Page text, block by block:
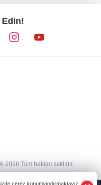
İki çocuk cinayeti
Edin!
Tüm hakları saklıdır.
çerez konumlandırmaktayız.